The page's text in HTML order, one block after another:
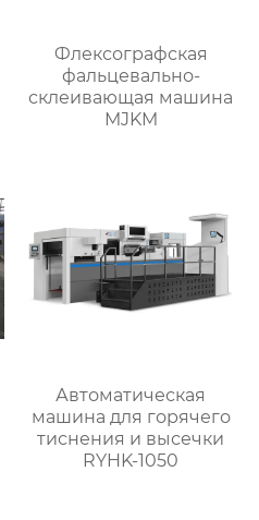
Флексографская
фальцевально-
склеивающая машина
MJKM
Автоматическая
машина для горячего
тиснения и высечки
RYHK-1050